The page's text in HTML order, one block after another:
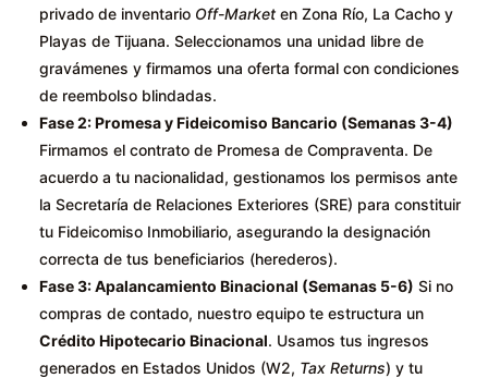
privado de inventario Off-Market en Zona Río, La Cacho y
Playas de Tijuana. Seleccionamos una unidad libre de
gravámenes y firmamos una oferta formal con condiciones
de reembolso blindadas.
Fase 2: Promesa y Fideicomiso Bancario (Semanas 3-4)
Firmamos el contrato de Promesa de Compraventa. De
acuerdo a tu nacionalidad, gestionamos los permisos ante
la Secretaría de Relaciones Exteriores (SRE) para constituir
tu Fideicomiso Inmobiliario, asegurando la designación
correcta de tus beneficiarios (herederos).
Fase 3: Apalancamiento Binacional (Semanas 5-6) Si no
compras de contado, nuestro equipo te estructura un
Crédito Hipotecario Binacional. Usamos tus ingresos
generados en Estados Unidos (W2, Tax Returns) y tu